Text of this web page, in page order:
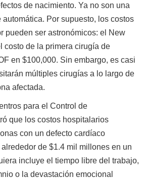
de nacimiento. Ya no son una
Por supuesto, los costos
pueden ser astronómicos: el New
costo de la primera cirugía de
en $100,000. Sin embargo, es casi
múltiples cirugías a lo largo de
afectada.
para el Control de
que los costos hospitalarios
con un defecto cardíaco
de $1.4 mil millones en un
incluye el tiempo libre del trabajo,
o la devastación emocional